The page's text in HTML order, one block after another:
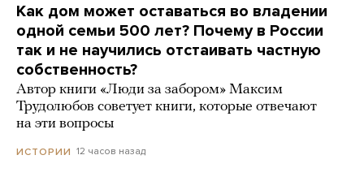
Как дом может оставаться во владении
одной семьи 500 лет? Почему в России
так и не научились отстаивать частную
собственность?
Автор книги «Люди за забором» Максим
Трудолюбов советует книги, которые отвечают
на эти вопросы
ИСТОРИИ 12 часов назад